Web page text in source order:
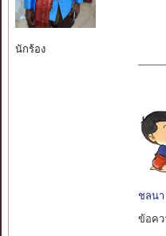
นักร้อง
ชลน
ข้อค